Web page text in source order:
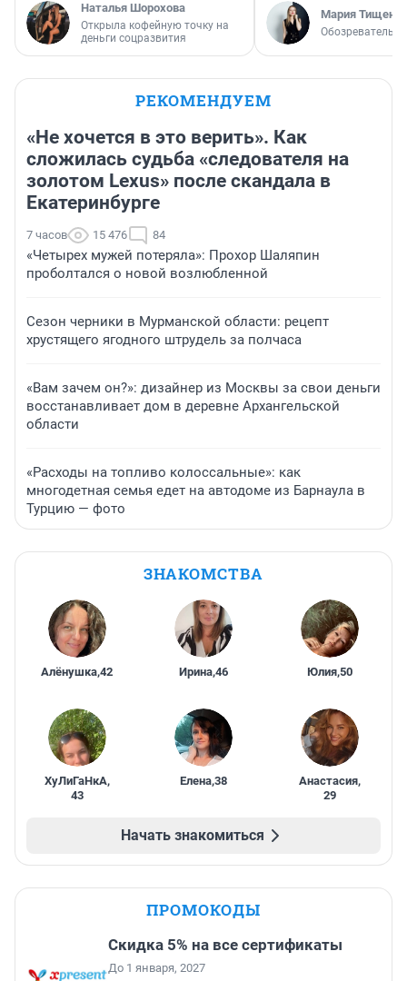
Наталья Шорохова
Открыла кофейную точку на
деньги соцразвития
Мария Тищенко
Обозреватель
РЕКОМЕНДУЕМ
«Не хочется в это верить». Как
сложилась судьба «следователя на
золотом Lexus» после скандала в
Екатеринбурге
7 часов 15 476 84
«Четырех мужей потеряла»: Прохор Шаляпин
проболтался о новой возлюбленной
Сезон черники в Мурманской области: рецепт
хрустящего ягодного штрудель за полчаса
«Вам зачем он?»: дизайнер из Москвы за свои деньги
восстанавливает дом в деревне Архангельской
области
«Расходы на топливо колоссальные»: как
многодетная семья едет на автодоме из Барнаула в
Турцию — фото
ЗНАКОМСТВА
Алёнушка,42 Ирина,46 Юлия,50
ХуЛиГаНкА,
43
Елена,38 Анастасия,
29
Начать знакомиться
ПРОМОКОДЫ
Скидка 5% на все сертификаты
До 1 января, 2027